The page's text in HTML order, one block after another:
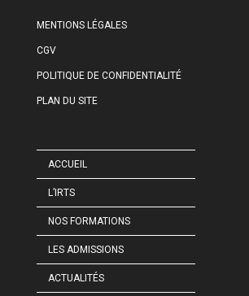
MENTIONS LÉGALES
CGV
POLITIQUE DE CONFIDENTIALITÉ
PLAN DU SITE
ACCUEIL
L’IRTS
NOS FORMATIONS
LES ADMISSIONS
ACTUALITÉS